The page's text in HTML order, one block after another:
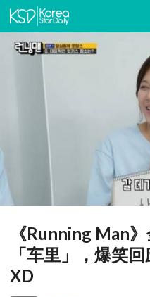
《Running Man
「车里」，爆笑
XD